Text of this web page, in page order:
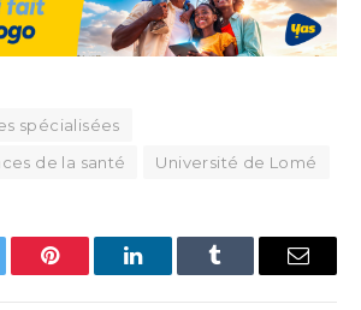
spécialisées
de la santé
Université de Lomé
Pinterest LinkedInTumblr Email